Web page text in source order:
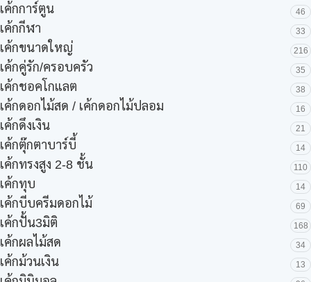
เค้กการ์ตูน 46
เค้กกีฬา 33
เค้กขนาดใหญ่ 216
เค้กคู่รัก/ครอบครัว 35
เค้กชอคโกแลต 38
เค้กดอกไม้สด / เค้กดอกไม้ปลอม 16
เค้กดึงเงิน 21
เค้กตุ๊กตาบาร์บี้ 14
เค้กทรงสูง 2-8 ชั้น 110
เค้กทุบ 14
เค้กบีบครีมดอกไม้ 69
เค้กปั้น3มิติ 168
เค้กผลไม้สด 34
เค้กม้วนเงิน 13